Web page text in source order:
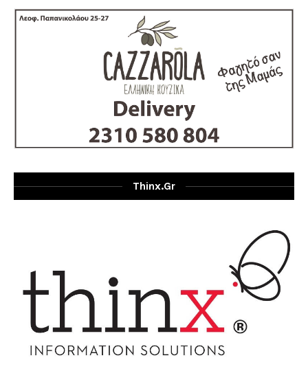
Thinx.gr